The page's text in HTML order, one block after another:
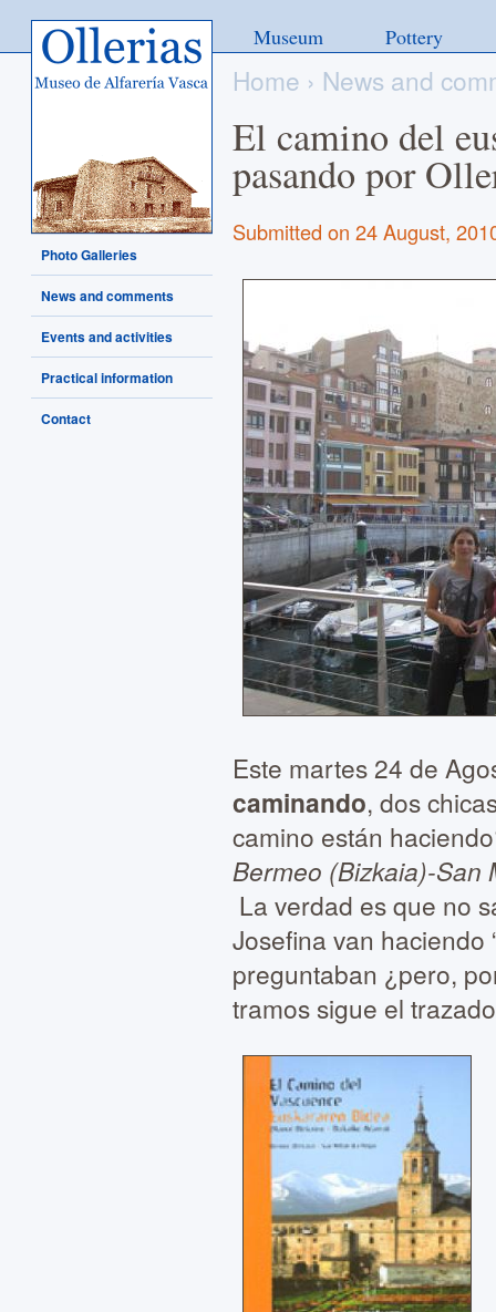
Ollerias - Museo de Alfarería
Vasca
Home › News and
El camino del
pasando por
Submitted on 24 August,
Este martes 24 de
caminando, dos
camino están
Bermeo (Bizkaia)-San
La verdad es que no
Josefina van haciendo
preguntaban ¿pero,
tramos sigue el
Museum Pottery
Photo Galleries
News and comments
Events and activities
Practical information
Contact